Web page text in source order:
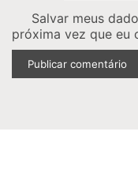
Salvar meus
próxima vez que eu